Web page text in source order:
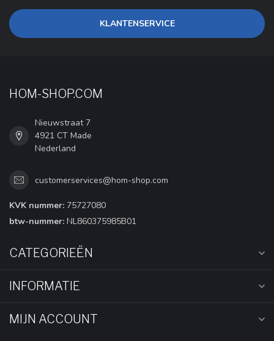
KLANTENSERVICE
HOM-SHOP.COM
Nieuwstraat 7
4921 CT Made
Nederland
customerservices@hom-shop.com
KVK nummer: 75727080
btw-nummer: NL860375985B01
CATEGORIEËN
INFORMATIE
MIJN ACCOUNT